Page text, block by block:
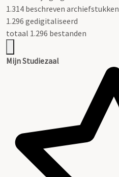
1.314 beschreven archiefstukken
1.296 gedigitaliseerd
totaal 1.296 bestanden
Mijn Studiezaal